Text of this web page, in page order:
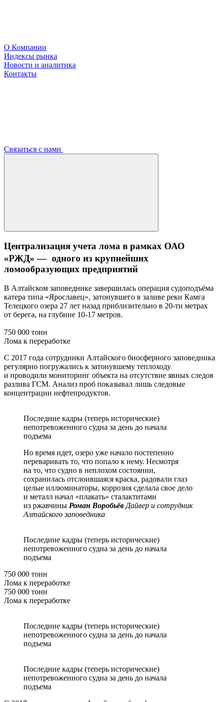
О Компании
Индексы рынка
Новости и аналитика
Контакты
Связаться с нами
Централизация учета лома в рамках ОАО
«РЖД» — одного из крупнейших
ломообразующих предприятий
В Алтайском заповеднике завершилась операция судоподъёма
катера типа «Ярославец», затонувшего в заливе реки Камга
Телецкого озера 27 лет назад приблизительно в 20-ти метрах
от берега, на глубине 10-17 метров.
750 000 тонн
Лома к переработке
С 2017 года сотрудники Алтайского биосферного заповедника
регулярно погружались к затонувшему теплоходу
и проводили мониторинг объекта на отсутствие явных следов
разлива ГСМ. Анализ проб показывал лишь следовые
концентрации нефтепродуктов.
Последние кадры (теперь исторические)
непотревоженного судна за день до начала
подъема
Но время идет, озеро уже начало постепенно
переваривать то, что попало к нему. Несмотря
на то, что судно в неплохом состоянии,
сохранилась отслоившаяся краска, радовали глаз
целые иллюминаторы, коррозия сделала свое дело
и металл начал «плакать» сталактитами
из ржавчины Роман Воробьёв Дайвер и сотрудник
Алтайского заповедника
Последние кадры (теперь исторические)
непотревоженного судна за день до начала
подъема
750 000 тонн
Лома к переработке
750 000 тонн
Лома к переработке
Последние кадры (теперь исторические)
непотревоженного судна за день до начала
подъема
Последние кадры (теперь исторические)
непотревоженного судна за день до начала
подъема